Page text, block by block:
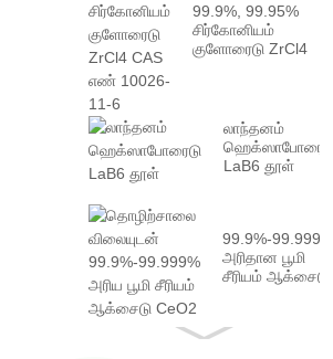
99.9%, 99.95%
சிர்கோனியம்
குளோரைடு ZrCl4
லாந்தனம்
ஹெக்ஸாபோரைடு
LaB6 தூள்
99.9%-99.999%
அரிதான பூமி
சீரியம் ஆக்சைடு